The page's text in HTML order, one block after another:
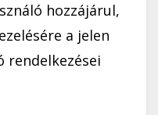
hozzájárul,
a jelen
rendelkezései